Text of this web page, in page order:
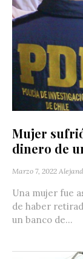
Mujer
dinero de
Marzo 7, 2022
Una mujer fue
de haber
un banco de...